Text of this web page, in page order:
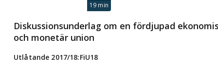
19 min
Diskussionsunderlag om en fördjupad
och monetär union
Utlåtande 2017/18:FiU18